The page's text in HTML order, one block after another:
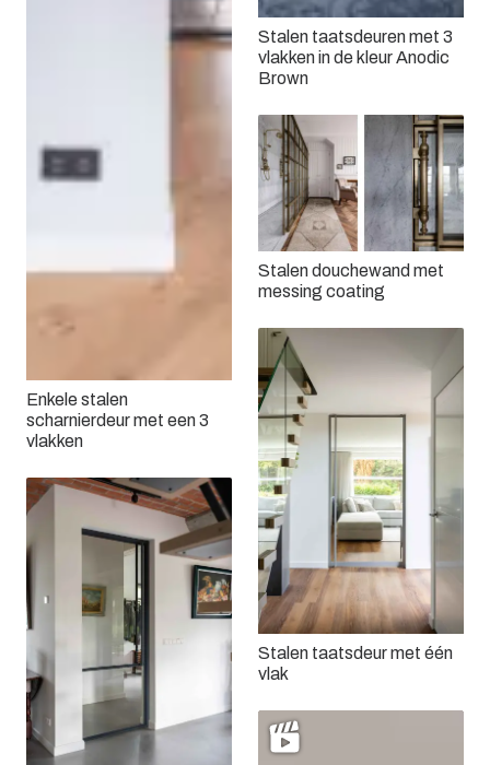
Enkele stalen
scharnierdeur met een 3
vlakken
Stalen taatsdeuren met 3
vlakken in de kleur Anodic
Brown
Stalen douchewand met
messing coating
Stalen taatsdeur met één
vlak